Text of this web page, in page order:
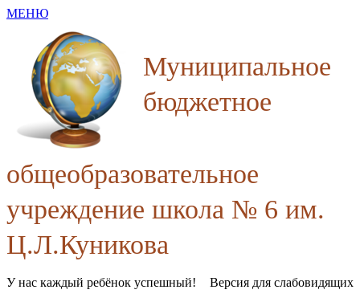
МЕНЮ
Муниципальное
бюджетное
общеобразовательное
учреждение школа № 6 им.
Ц.Л.Куникова
У нас каждый ребёнок успешный!
Версия для слабовидящих